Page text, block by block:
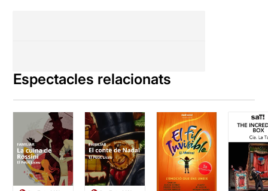
Espectacles relacionats